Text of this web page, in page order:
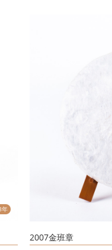
年
2007金班章